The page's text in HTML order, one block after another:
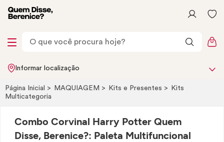
Informar localização
Página Inicial MAQUIAGEM Kits e Presentes
Kits
Multicategoria
Combo Corvinal Harry Potter Quem
Disse, Berenice?: Paleta Multifuncional